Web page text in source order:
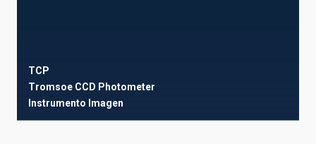
TCP
Tromsoe CCD Photometer
Instrumento Imagen